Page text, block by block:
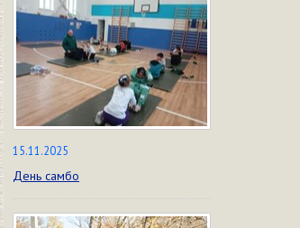
15.11.2025
День самбо